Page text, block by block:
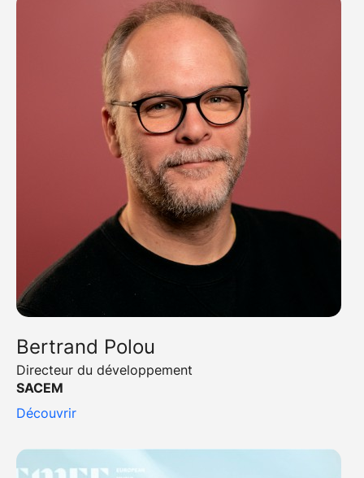
Bertrand Polou
Directeur du développement
SACEM
Découvrir